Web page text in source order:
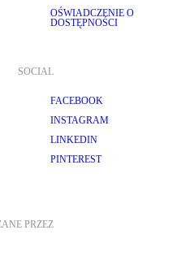
OŚWIADCZENIE O
DOSTĘPNOŚCI
SOCIAL
FACEBOOK
INSTAGRAM
LINKEDIN
PINTEREST
PRZEZ